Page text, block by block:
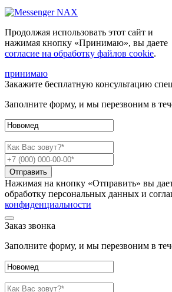
Продолжая использовать этот сайт и
нажимая кнопку «Принимаю», вы даете
согласие на обработку файлов cookie.
принимаю
Закажите бесплатную консультацию
Заполните форму, и мы перезвоним в
Отправить
Нажимая на кнопку «Отправить» вы
обработку персональных данных и
конфиденциальности
Заказ звонка
Заполните форму, и мы перезвоним в